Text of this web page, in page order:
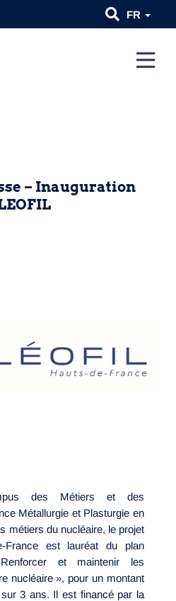
FR
– Inauguration
des Métiers et des
Métallurgie et Plasturgie en
métiers du nucléaire, le projet
France est lauréat du plan
et maintenir les
nucléaire », pour un montant
3 ans. Il est financé par la